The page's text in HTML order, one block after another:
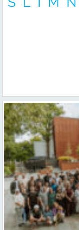
Valmieras teātris